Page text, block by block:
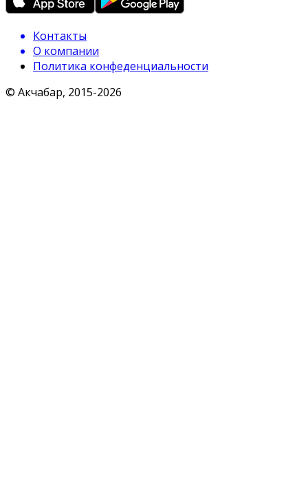
Контакты
О компании
Политика конфеденциальности
© Акчабар, 2015-2026